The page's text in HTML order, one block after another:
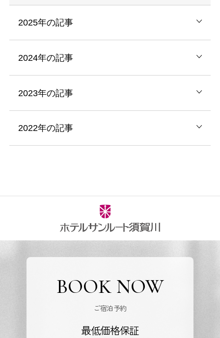
2025年の記事
2024年の記事
2023年の記事
2022年の記事
BOOK NOW
ご宿泊予約
最低価格保証